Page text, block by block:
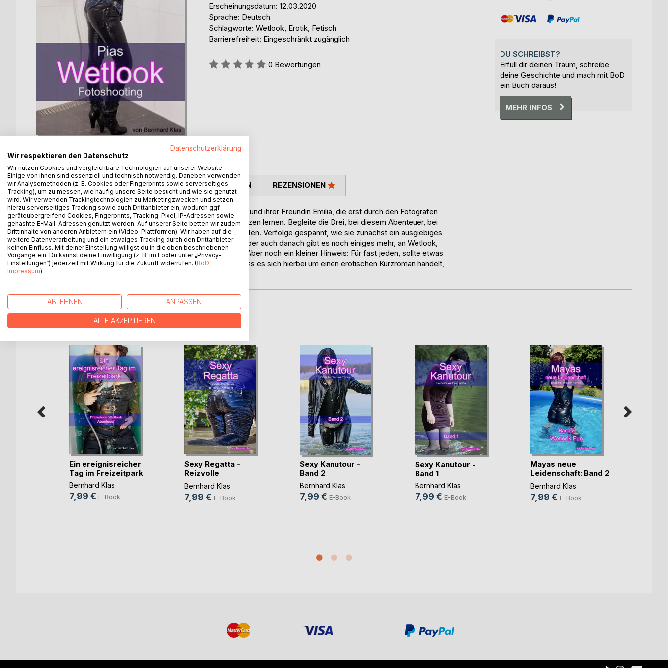
Erscheinungsdatum: 12.03.2020
Sprache: Deutsch
Schlagworte: Wetlook, Erotik, Fetisch
Barrierefreiheit: Eingeschränkt zugänglich
Bewertung::
0 Bewertungen
DU SCHREIBST?
Erfüll dir deinen Traum, schreibe
deine Geschichte und mach mit BoD
ein Buch daraus!
MEHR INFOS
BESCHREIBUNG
Pias Wetlook Fotoshooting erzählt die Geschichte von Pia und ihrer Freundin Emilia, die erst durch den Fotografen
Giovanni, die Erotik von nasser Kleidung kennen und schätzen lernen. Begleite die Drei, bei diesem Abenteuer, bei
dem natürlich auch die Gefühle, nicht zu kurz kommen dürfen. Verfolge gespannt, wie sie zunächst ein ausgiebiges
Fotoshooting, in verschiedenster Kleidung, durchführen, aber auch danach gibt es noch einiges mehr, an Wetlook,
zu lesen. Mehr, möchte ich hier ungerne vorwegnehmen. Aber noch ein kleiner Hinweis: Für fast jeden, sollte etwas
Interessantes dabei sein. Bitte beachte, vor dem Kauf, dass es sich hierbei um einen erotischen Kurzroman handelt,
AUTOR/IN PRESSESTIMMEN REZENSIONEN
WEITERE TITEL BEI
Ein ereignisreicher
Tag im Freizeitpark
Bernhard Klas
7,99 € E-Book
Sexy Regatta -
Reizvolle
Abenteuer(...)
Bernhard Klas
7,99 € E-Book
Sexy Kanutour -
Band 2
Bernhard Klas
7,99 € E-Book
Sexy Kanutour -
Band 1
Bernhard Klas
7,99 € E-Book
Mayas neue
Leidenschaft: Band 2
- (...)
Bernhard Klas
7,99 € E-Book
Datenschutzerklärung
Wir respektieren den Datenschutz
Wir nutzen Cookies und vergleichbare Technologien auf unserer Website.
Einige von ihnen sind essenziell und technisch notwendig. Daneben verwenden
wir Analysemethoden (z. B. Cookies oder Fingerprints sowie serverseitiges
Tracking), um zu messen, wie häufig unsere Seite besucht und wie sie genutzt
wird. Wir verwenden Trackingtechnologien zu Marketingzwecken und setzen
hierzu serverseitiges Tracking sowie auch Drittanbieter ein, wodurch ggf.
geräteübergreifend Cookies, Fingerprints, Tracking-Pixel, IP-Adressen sowie
gehashte E-Mail-Adressen genutzt werden. Auf unserer Seite betten wir zudem
Drittinhalte von anderen Anbietern ein (Video-Plattformen). Wir haben auf die
weitere Datenverarbeitung und ein etwaiges Tracking durch den Drittanbieter
keinen Einfluss. Mit deiner Einstellung willigst du in die oben beschriebenen
Vorgänge ein. Du kannst deine Einwilligung (z. B. im Footer unter „Privacy-
Einstellungen“) jederzeit mit Wirkung für die Zukunft widerrufen. (BoD-
Impressum)
ABLEHNEN ANPASSEN
ALLE AKZEPTIEREN